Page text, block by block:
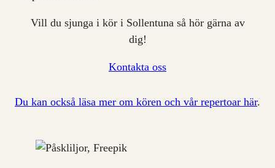
Vill du sjunga i kör i Sollentuna så hör gärna av
dig!
Kontakta oss
Du kan också läsa mer om kören och vår repertoar här.